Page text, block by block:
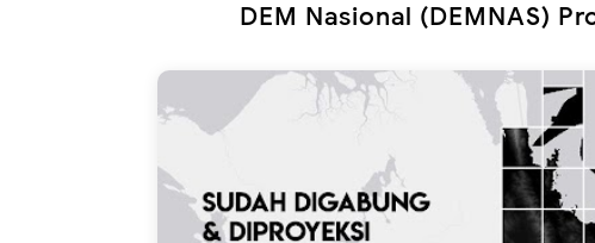
DEM Nasional (DEMNAS)